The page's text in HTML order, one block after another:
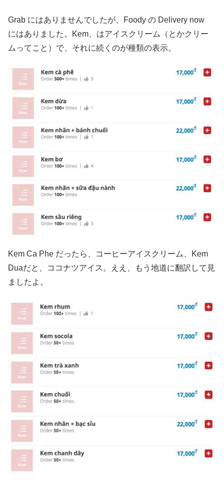
Grab にはありませんでしたが、Foody の Delivery now
にはありました。Kem、はアイスクリーム（とかクリー
ムってこと）で、それに続くのが種類の表示。
Kem Ca Phe だったら、コーヒーアイスクリーム、Kem
Duaだと、ココナツアイス。ええ、もう地道に翻訳して見
ましたよ。